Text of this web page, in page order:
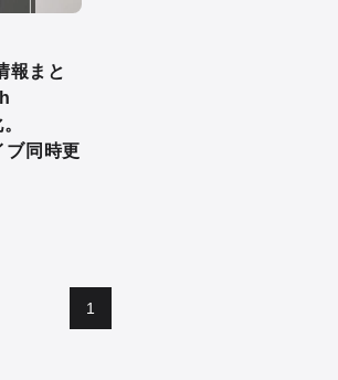
報まと
同時更
1